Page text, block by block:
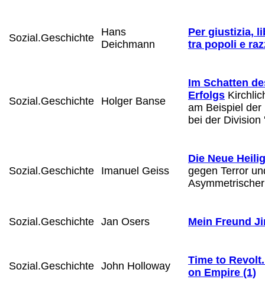
Sozial.Geschichte
Hans
Deichmann
Per giustizia,
tra popoli e
Sozial.Geschichte Holger Banse
Im Schatten
Erfolgs
am Beispiel der
bei der Division
Sozial.Geschichte Imanuel Geiss
Die Neue
gegen Terror
Sozial.Geschichte Jan Osers Mein Freund
Sozial.Geschichte John Holloway
Time to
on Empire (1)